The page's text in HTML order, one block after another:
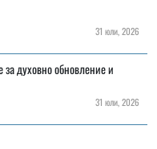
31 юли, 2026
духовно обновление и
31 юли, 2026